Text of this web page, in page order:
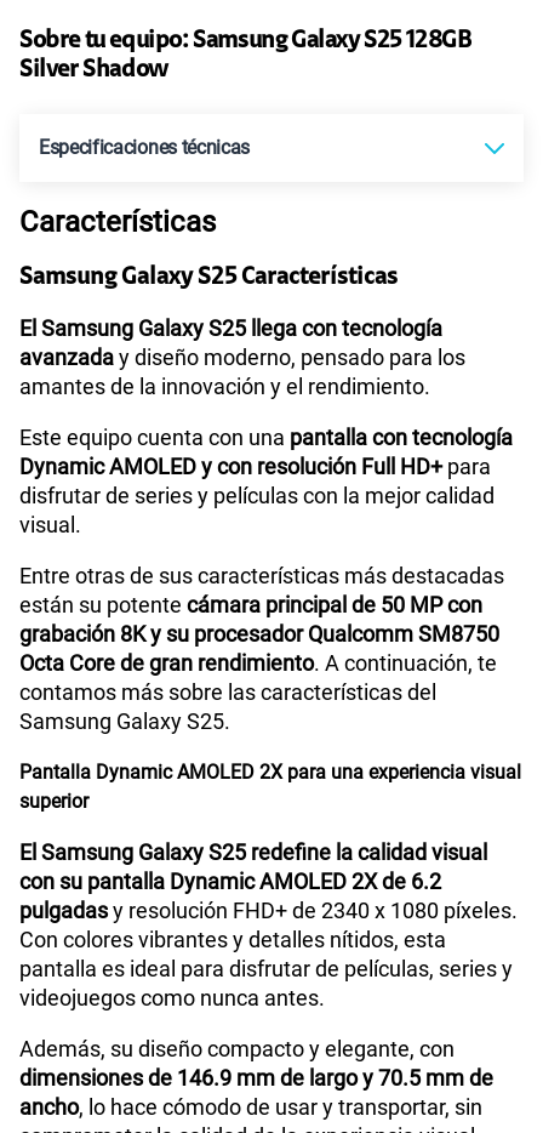
S/95.90
Paga solo
Paga solo
160GB en alta velocidad
S/109.90
Paga solo
175GB en alta velocidad
Paga solo
185GBen alta velocidad
S/189.90
Paga solo
200GB en alta velocidad
S/289.90
Ver menos planes
Sobre tu equipo: SamsungGalaxy S25 128GB
Silver Shadow
Especificaciones técnicas
Tecnología de Pantalla
Sistema operativo Android 15
Tamaño de Pantalla 6.2"
WiFI
Peso
Bluetooth
Cámara de fotos Principal 50MP + 10MP + 12MP
Cámara de fotos Frontal 12MP
Radio FM No
Características
Samsung Galaxy S25 Características
El Samsung Galaxy S25 llega con tecnología
avanzaday diseño moderno, pensado para los
amantes de la innovación y el rendimiento.
Este equipo cuenta con una pantalla con tecnología
Dynamic AMOLED y con resolución Full HD+para
disfrutar de series y películas con la mejor calidad
visual.
Entre otras de sus características más destacadas
están su potente cámara principal de 50 MP con
grabación 8K y su procesador Qualcomm SM8750
Octa Core de gran rendimiento. A continuación, te
contamos más sobre las características del
Samsung Galaxy S25.
Pantalla Dynamic AMOLED 2X para una experiencia visual
superior
El Samsung Galaxy S25 redefine la calidad visual
con su pantalla Dynamic AMOLED 2X de 6.2
pulgadasy resolución FHD+ de 2340 x 1080 píxeles.
Con colores vibrantes y detalles nítidos, esta
pantalla es ideal para disfrutar de películas, series y
videojuegos como nunca antes.
Además, su diseño compacto y elegante, con
dimensiones de 146.9 mm de largo y 70.5 mm de
ancho, lo hace cómodo de usar y transportar, sin